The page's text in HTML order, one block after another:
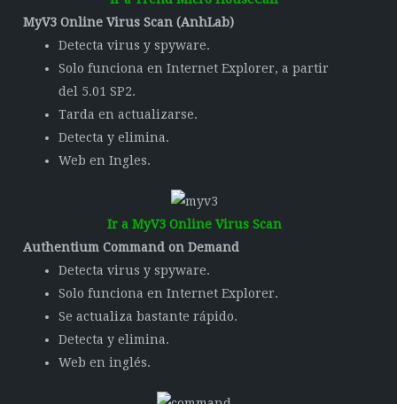
MyV3 Online Virus Scan (AnhLab)
Detecta virus y spyware.
Solo funciona en Internet Explorer, a partir
del 5.01 SP2.
Tarda en actualizarse.
Detecta y elimina.
Web en Ingles.
Ir a MyV3 Online Virus Scan
Authentium Command on Demand
Detecta virus y spyware.
Solo funciona en Internet Explorer.
Se actualiza bastante rápido.
Detecta y elimina.
Web en inglés.